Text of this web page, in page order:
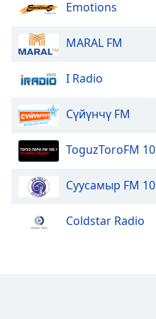
Emotions
MARAL FM
I Radio
Сүйүнчү FM
ToguzToroFM
Суусамыр FM
Coldstar Radio